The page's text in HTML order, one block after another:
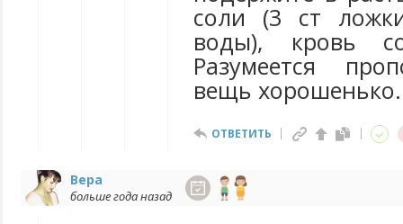
соли (3 ст
воды), кровь
Разумеется
вещь хорошенько.
ОТВЕТИТЬ
Вера
больше года назад